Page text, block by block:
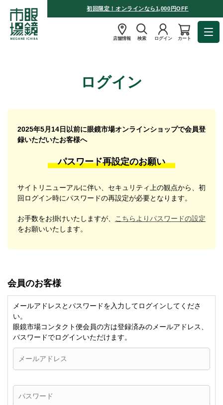
初回限定！オンラインなら1,000円OFF
店舗情報 検索 ログイン カート
ログイン
2025年5月14日以前に眼鏡市場オンラインショップで会員登
録いただいたお客様へ
パスワード再設定のお願い
サイトリニューアルに伴い、セキュリティ上の観点から、初
回ログイン時にパスワードの再設定が必要となります。
お手数をお掛けいたしますが、
こちらよりパスワードの設定
をお願いいたします。
会員のお客様
メールアドレスとパスワードを入力してログインしてくださ
い。
眼鏡市場コンタクト便会員の方は登録済みのメールアドレス、
パスワードでログインいただけます。